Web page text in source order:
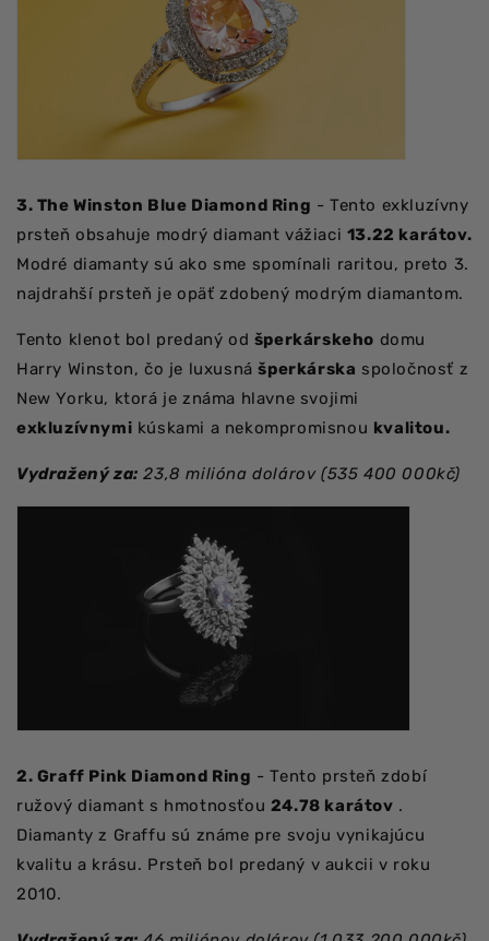
3. The Winston Blue Diamond Ring - Tento exkluzívny
prsteň obsahuje modrý diamant vážiaci 13.22 karátov.
Modré diamanty sú ako sme spomínali raritou, preto 3.
najdrahší prsteň je opäť zdobený modrým diamantom.
Tento klenot bol predaný od šperkárskeho domu
Harry Winston, čo je luxusnášperkárska spoločnosť z
New Yorku, ktorá je známa hlavne svojimi
exkluzívnymi kúskami a nekompromisnou kvalitou.
Vydražený za: 23,8 milióna dolárov (535 400 000kč)
2. Graff Pink Diamond Ring - Tento prsteň zdobí
ružový diamant s hmotnosťou 24.78 karátov .
Diamanty z Graffu sú známe pre svoju vynikajúcu
kvalitu a krásu. Prsteň bol predaný v aukcii v roku
2010.